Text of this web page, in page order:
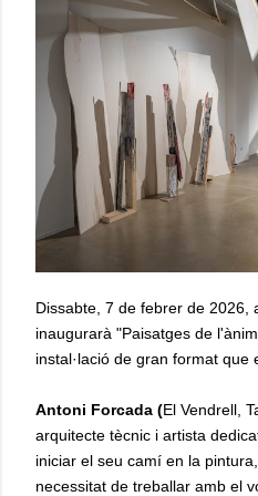
Dissabte, 7 de febrer de 2026,
inaugurarà "Paisatges de
instal·lació de gran format que
Antoni Forcada (El Vendrell,
arquitecte tècnic i artista
iniciar el seu camí en la
necessitat de treballar amb el